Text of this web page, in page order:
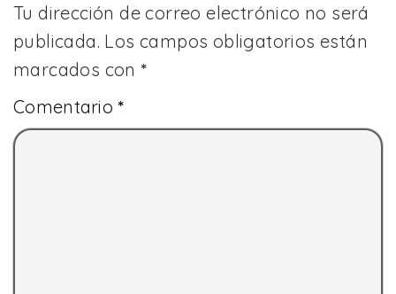
Tu dirección de correo electrónico no será
publicada. Los campos obligatorios están
marcados con*
Comentario*